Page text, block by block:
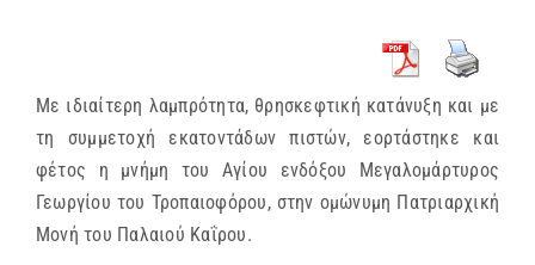
Με ιδιαίτερη λαμπρότητα, θρησκεφτική κατάνυξη και με
τη συμμετοχή εκατοντάδων πιστών, εορτάστηκε και
φέτος η μνήμη του Αγίου ενδόξου Μεγαλομάρτυρος
Γεωργίου του Τροπαιοφόρου, στην ομώνυμη Πατριαρχική
Μονή του Παλαιού Καΐρου.